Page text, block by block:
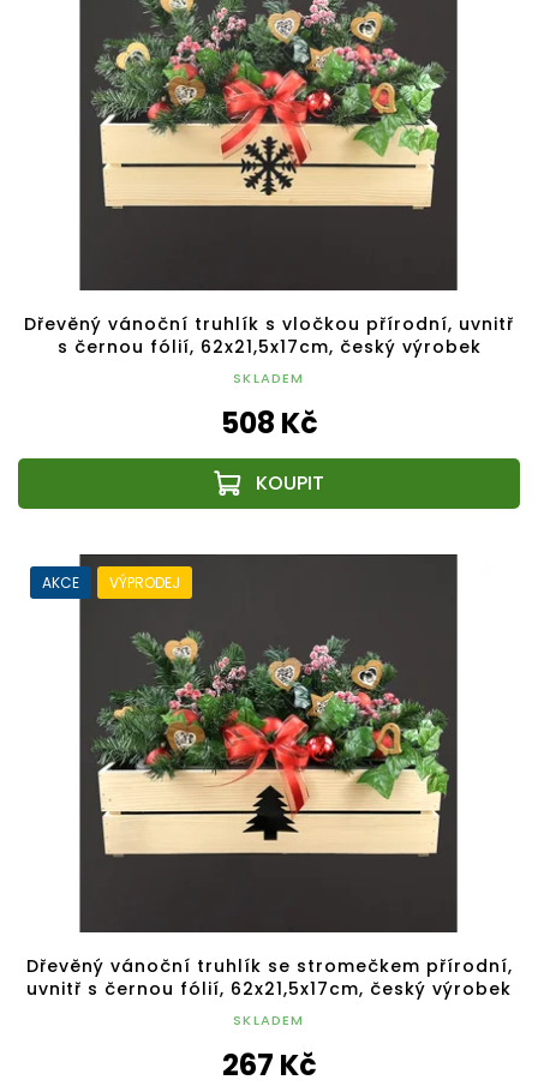
Dřevěný vánoční truhlík s vločkou přírodní, uvnitř
s černou fólií, 62x21,5x17cm, český výrobek
SKLADEM
508 Kč
AKCE VÝPRODEJ
Dřevěný vánoční truhlík se stromečkem přírodní,
uvnitř s černou fólií, 62x21,5x17cm, český výrobek
SKLADEM
267 Kč